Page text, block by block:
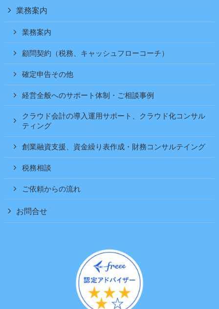
業務案内
業務案内
顧問契約（税務、キャッシュフローコーチ）
確定申告その他
経営全般へのサポート体制・ご相談事例
クラウド会計の導入運用サポート、クラウド化コンサル
ティング
創業融資支援、資金繰り表作成・財務コンサルテイング
税務相談
ご依頼からの流れ
お問合せ